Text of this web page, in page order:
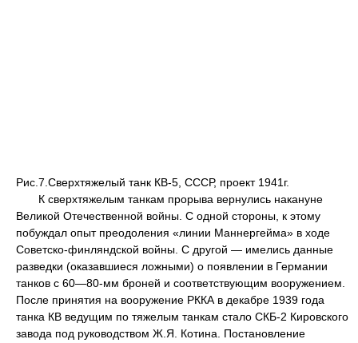
Рис.7.Сверхтяжелый танк КВ-5, СССР, проект 1941г.
К сверхтяжелым танкам прорыва вернулись накануне
Великой Отечественной войны. С одной стороны, к этому
побуждал опыт преодоления «линии Маннергейма» в ходе
Советско-финляндской войны. С другой — имелись данные
разведки (оказавшиеся ложными) о появлении в Германии
танков с 60—80-мм броней и соответствующим вооружением.
После принятия на вооружение РККА в декабре 1939 года
танка КВ ведущим по тяжелым танкам стало СКБ-2 Кировского
завода под руководством Ж.Я. Котина. Постановление